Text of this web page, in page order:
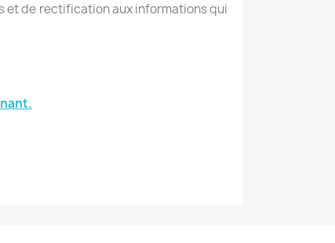
et de rectification aux informations qui